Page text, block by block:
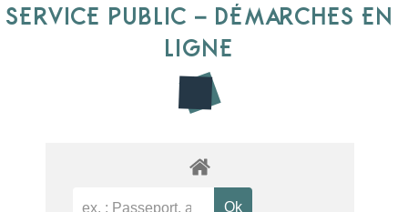
SERVICE PUBLIC – DÉMARCHES EN
LIGNE